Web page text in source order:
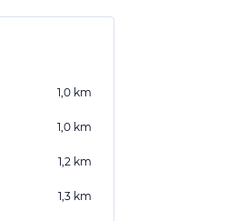
1,0 km
1,0 km
1,2 km
1,3 km